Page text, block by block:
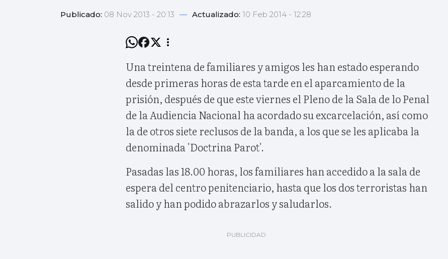
Publicado: 08 Nov 2013 - 20:13 — Actualizado: 10 Feb 2014 - 12:28
Una treintena de familiares y amigos les han estado esperando
desde primeras horas de esta tarde en el aparcamiento de la
prisión, después de que este viernes el Pleno de la Sala de lo Penal
de la Audiencia Nacional ha acordado su excarcelación, así como
la de otros siete reclusos de la banda, a los que se les aplicaba la
denominada 'Doctrina Parot'.
Pasadas las 18.00 horas, los familiares han accedido a la sala de
espera del centro penitenciario, hasta que los dos terroristas han
salido y han podido abrazarlos y saludarlos.